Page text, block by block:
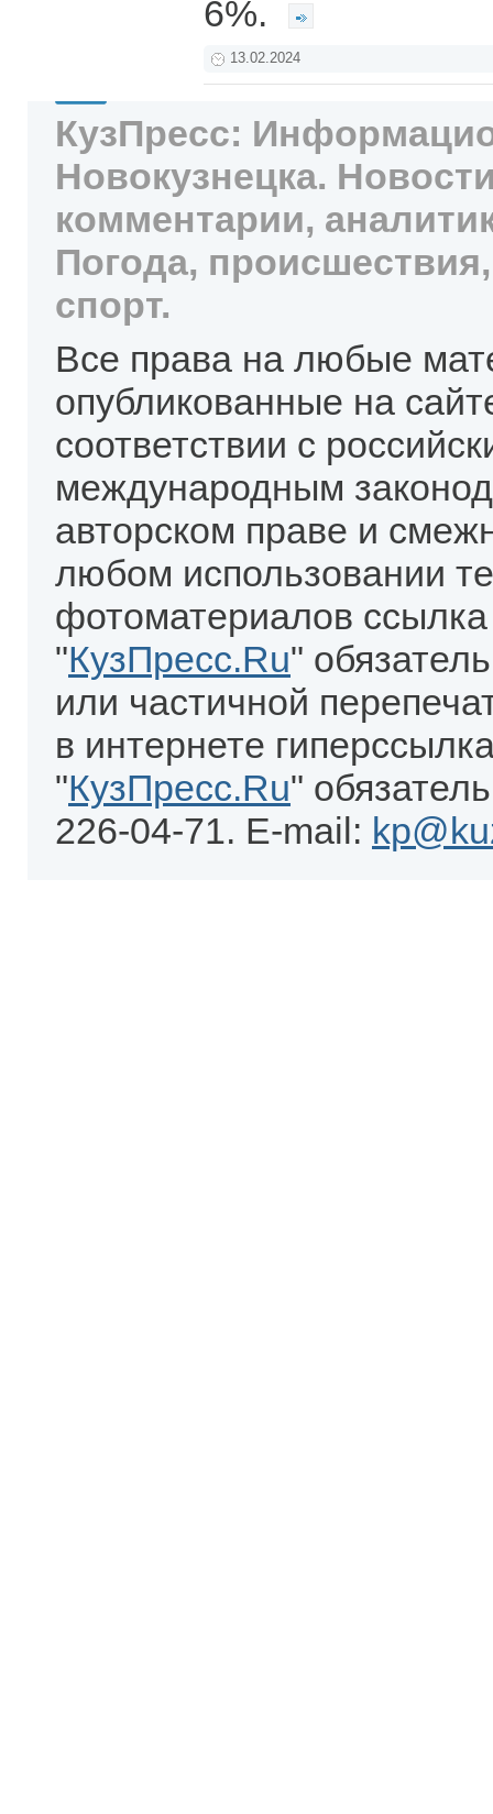
6%.
13.02.2024
КузПресс:
Новокузнецка.
комментарии,
Погода,
спорт.
Все права на любые
опубликованные на
соответствии с
международным
авторском праве и
любом использовании
фотоматериалов
"КузПресс.Ru"
или частичной
в интернете
"КузПресс.Ru"
226-04-71. E-mail: